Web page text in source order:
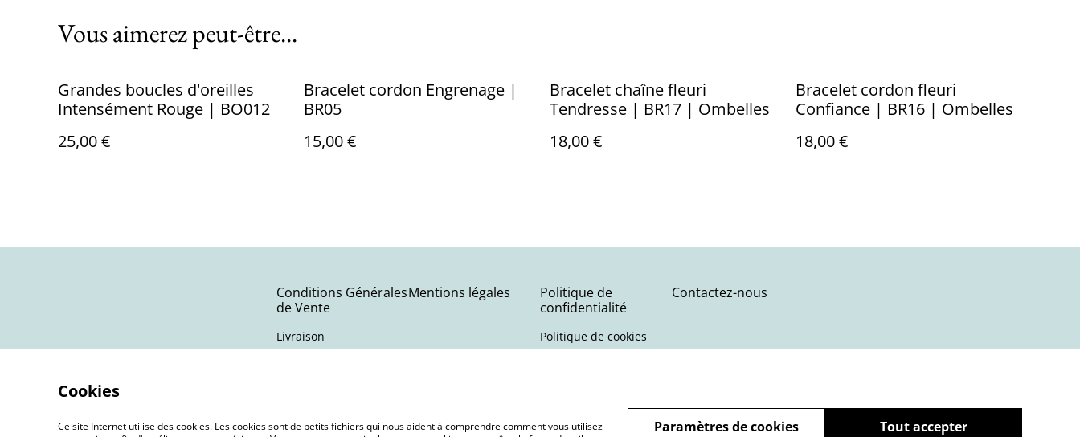
Vous aimerez peut-être...
Grandes boucles d'oreilles
Intensément Rouge | BO012
25,00 €
Bracelet cordon Engrenage |
BR05
15,00 €
Bracelet chaîne fleuri
Tendresse | BR17 | Ombelles
18,00 €
Bracelet cordon fleuri
Confiance | BR16 | Ombelles
18,00 €
Conditions Générales
de Vente
Livraison
Mentions légales
Politique de
confidentialité
Politique de cookies
Contactez-nous
Cookies
Ce site Internet utilise des cookies. Les cookies sont de petits fichiers qui nous aident à comprendre comment vous utilisez
Tout accepter
Paramètres de cookies